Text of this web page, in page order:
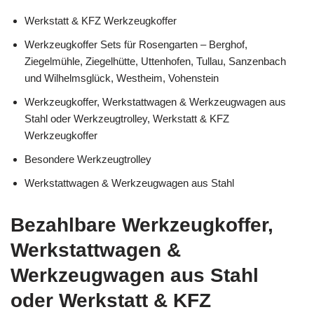
Werkstatt & KFZ Werkzeugkoffer
Werkzeugkoffer Sets für Rosengarten – Berghof,
Ziegelmühle, Ziegelhütte, Uttenhofen, Tullau, Sanzenbach
und Wilhelmsglück, Westheim, Vohenstein
Werkzeugkoffer, Werkstattwagen & Werkzeugwagen aus
Stahl oder Werkzeugtrolley, Werkstatt & KFZ
Werkzeugkoffer
Besondere Werkzeugtrolley
Werkstattwagen & Werkzeugwagen aus Stahl
Bezahlbare Werkzeugkoffer,
Werkstattwagen &
Werkzeugwagen aus Stahl
oder Werkstatt & KFZ